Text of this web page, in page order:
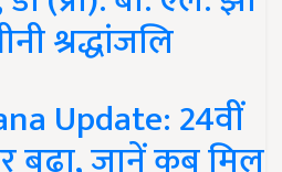
श्रद्धांजलि
Update: 24वीं